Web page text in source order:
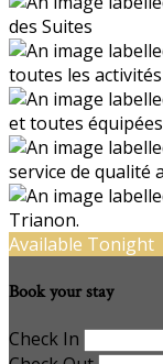
Available Tonight
Book your stay
Check In